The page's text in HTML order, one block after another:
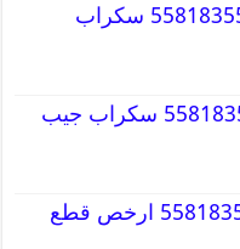
قطع غيار باجيرو 55818355 سكراب
قطع غيار جيب 55818355 سكراب جيب
قطع غيار دودج 55818355 ارخص قطع